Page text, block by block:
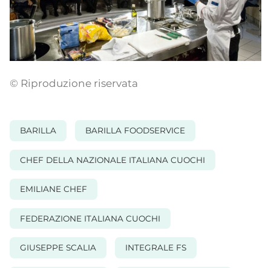
© Riproduzione riservata
BARILLA BARILLA FOODSERVICE
CHEF DELLA NAZIONALE ITALIANA CUOCHI
EMILIANE CHEF
FEDERAZIONE ITALIANA CUOCHI
GIUSEPPE SCALIA INTEGRALE FS